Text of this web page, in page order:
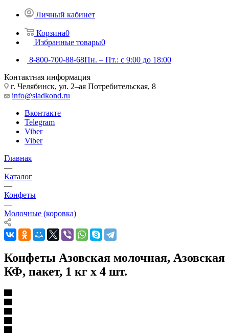
Личный кабинет
Корзина0
Избранные товары0
8-800-700-88-68Пн. – Пт.: с 9:00 до 18:00
Контактная информация
г. Челябинск, ул. 2–ая Потребительская, 8
info@sladkond.ru
Вконтакте
Telegram
Viber
Viber
Главная
—
Каталог
—
Конфеты
—
Молочные (коровка)
Конфеты Азовская молочная, Азовская
КФ, пакет, 1 кг х 4 шт.